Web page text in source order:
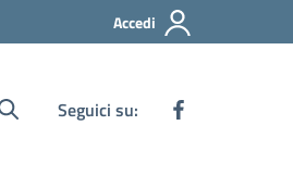
Accedi
Seguici su: